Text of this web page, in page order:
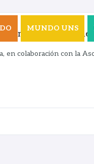
MUNDO UNS
en Universidad de
en colaboración con la